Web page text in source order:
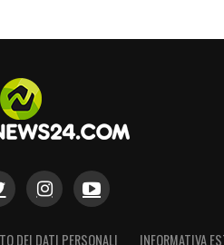
ruvidi. Nella ripresa
(79′), a testimonianza di
verso la
DEI DATI PERSONALI INFORMATIVA